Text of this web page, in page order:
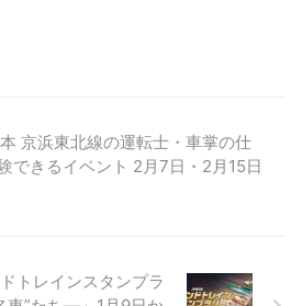
京浜東北線の運転士・車掌の仕
できるイベント 2月7日・2月15日
トレインスタンプラ